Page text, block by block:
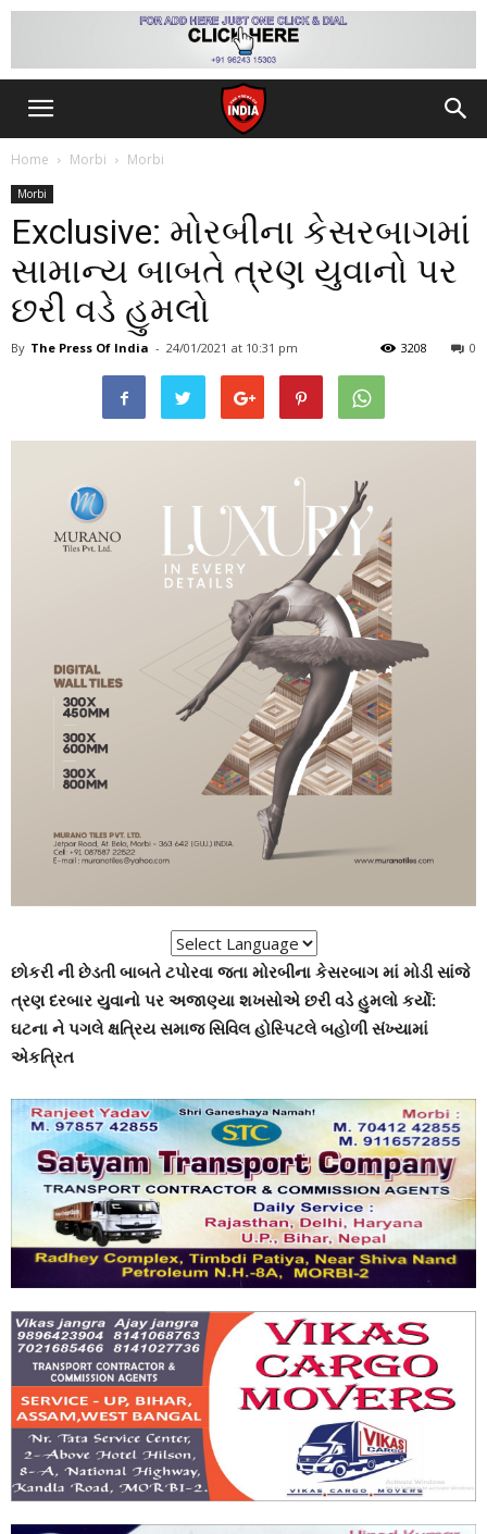
Home Morbi Morbi
Morbi
Exclusive: મોરબીના કેસરબાગમાં
સામાન્ય બાબતે ત્રણ યુવાનો પર
છરી વડે હુમલો
By The Press Of India - 24/01/2021 at 10:31 pm 0
3208
છોકરી ની છેડતી બાબતે ટપોરવા જતા મોરબીના કેસરબાગ માં મોડી સાંજે
ત્રણ દરબાર યુવાનો પર અજાણ્યા શખસોએ છરી વડે હુમલો કર્યો:
ઘટના ને પગલે ક્ષત્રિય સમાજ સિવિલ હોસ્પિટલે બહોળી સંખ્યામાં
એકત્રિત